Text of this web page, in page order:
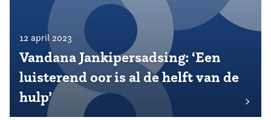
12 april 2023
Vandana Jankipersadsing: ‘Een
luisterend oor is al de helft van de
hulp’